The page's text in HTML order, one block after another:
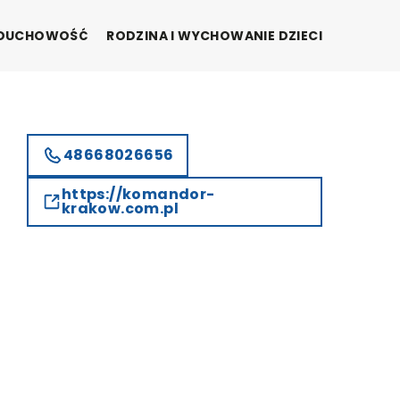
RODZINA I WYCHOWANIE DZIECI
48668026656
https://komandor-
krakow.com.pl